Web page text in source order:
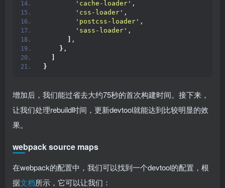
'cache-loader' ,
'css-loader' ,
'postcss-loader' ,
'sass-loader' ,
,
} ,
}
增加后，我们能过省去大约75秒的首次构建时间。接下来，
让我们处理rebuild时间，更新devtool就能达到比较明显的效
果。
webpack source maps
在webpack的配置中，我们可以找到一个devtool的配置，根
据文档所示，它可以让我们：